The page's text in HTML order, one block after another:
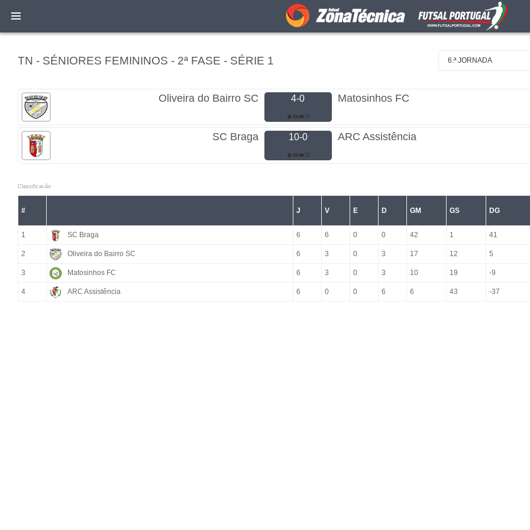
TN - SÉNIORES FEMININOS - 2ª FASE - SÉRIE 1 6.ª JORNADA
Oliveira do Bairro SC 4-0 Matosinhos FC
SC Braga 10-0 ARC Assistência
Classificacão
# J V E D GM GS DG
1 SC Braga 6 6 0 0 42 1 41
2 Oliveira do Bairro SC 6 3 0 3 17 12 5
3 Matosinhos FC 6 3 0 3 10 19 -9
4 ARC Assistência 6 0 0 6 6 43 -37